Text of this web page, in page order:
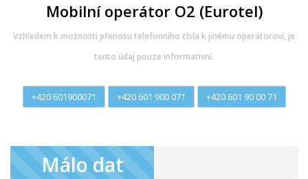
Mobilní operátor O2 (Eurotel)
Vzhledem k možnosti přenosu telefonního čísla k jinému operátorovi, je
tento údaj pouze informativní.
+420 601900071 +420 601 900 071 +420 601 90 00 71
Málo dat